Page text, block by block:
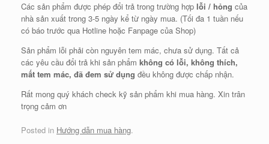
Các sản phẩm được phép đổi trả trong trường hợp lỗi / hỏng của
nhà sản xuất trong 3-5 ngày kể từ ngày mua. (Tối đa 1 tuần nếu
có báo trước qua Hotline hoặc Fanpage của Shop)
Sản phẩm lỗi phải còn nguyên tem mác, chưa sử dụng. Tất cả
các yêu cầu đổi trả khi sản phẩm không có lỗi, không thích,
mất tem mác, đã đem sử dụng đều không được chấp nhận.
Rất mong quý khách check kỹ sản phẩm khi mua hàng. Xin trân
trọng cảm ơn
Posted in Hướng dẫn mua hàng.